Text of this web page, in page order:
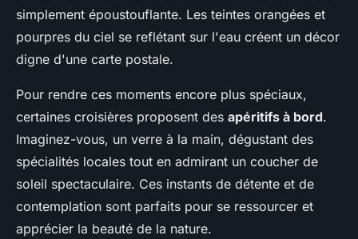
simplement époustouflante. Les teintes orangées et
pourpres du ciel se reflétant sur l'eau créent un décor
digne d'une carte postale.
Pour rendre ces moments encore plus spéciaux,
certaines croisières proposent des apéritifs à bord.
Imaginez-vous, un verre à la main, dégustant des
spécialités locales tout en admirant un coucher de
soleil spectaculaire. Ces instants de détente et de
contemplation sont parfaits pour se ressourcer et
apprécier la beauté de la nature.